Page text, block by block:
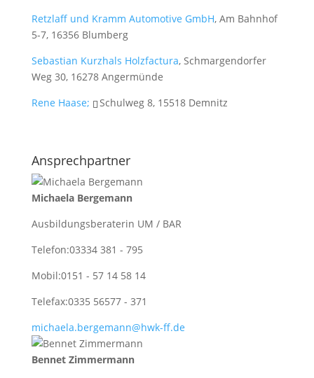
Retzlaff und Kramm Automotive GmbH, Am Bahnhof
5-7, 16356 Blumberg
Sebastian Kurzhals Holzfactura, Schmargendorfer
Weg 30, 16278 Angermünde
Rene Haase;
Schulweg 8, 15518 Demnitz
Ansprechpartner
Michaela Bergemann
Ausbildungsberaterin UM / BAR
Telefon:03334 381 - 795
Mobil:0151 - 57 14 58 14
Telefax:0335 56577 - 371
michaela.bergemann@hwk-ff.de
Bennet Zimmermann